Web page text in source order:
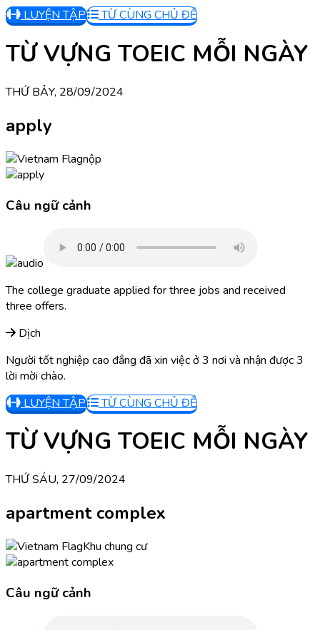
LUYỆN TẬP
TỪ CÙNG CHỦ ĐỀ
TỪ VỰNG TOEIC MỖI NGÀY
THỨ BẢY, 28/09/2024
apply
nộp
Câu ngữ cảnh
The college graduate applied for three jobs and received
three offers.
Dịch
Người tốt nghiệp cao đẳng đã xin việc ở 3 nơi và nhận được 3
lời mời chào.
LUYỆN TẬP
TỪ CÙNG CHỦ ĐỀ
TỪ VỰNG TOEIC MỖI NGÀY
THỨ SÁU, 27/09/2024
apartment complex
Khu chung cư
Câu ngữ cảnh